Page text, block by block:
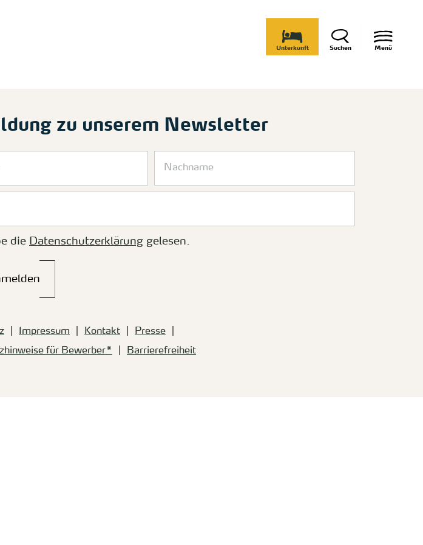
Menü
Suchen
Unterkunft
zu unserem Newsletter
die Datenschutzerklärung gelesen.
Impressum Kontakt
Presse
für Bewerber*
Barrierefreiheit